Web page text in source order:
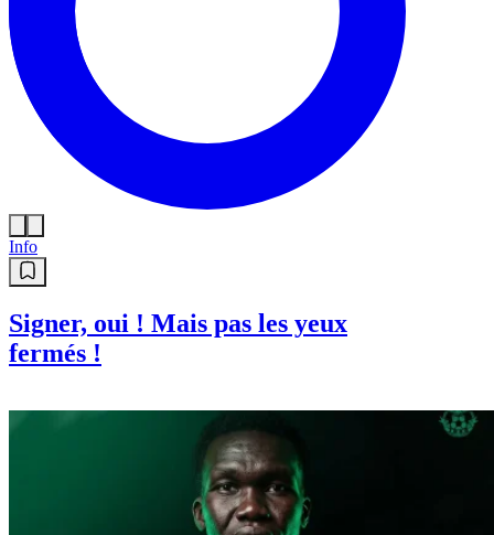
Info
Signer, oui ! Mais pas les yeux
fermés !